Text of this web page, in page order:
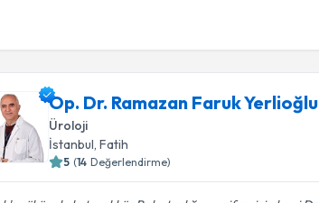
Op. Dr. Ramazan Faruk Yerlioğlu
Üroloji
İstanbul , Fatih
5 (14 Değerlendirme)